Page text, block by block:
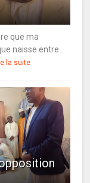
que ma
naisse entre
la suite